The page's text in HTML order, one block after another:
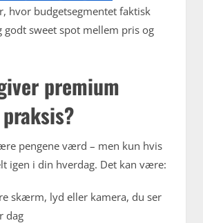
hvor budgetsegmentet faktisk
godt sweet spot mellem pris og
premium
pengene værd – men kun hvis
igen i din hverdag. Det kan være:
skærm, lyd eller kamera, du ser
dag